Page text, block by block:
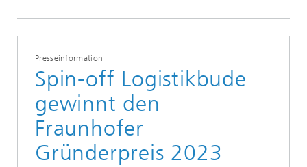
Presseinformation
Spin-off Logistikbude
gewinnt den
Fraunhofer
Gründerpreis 2023